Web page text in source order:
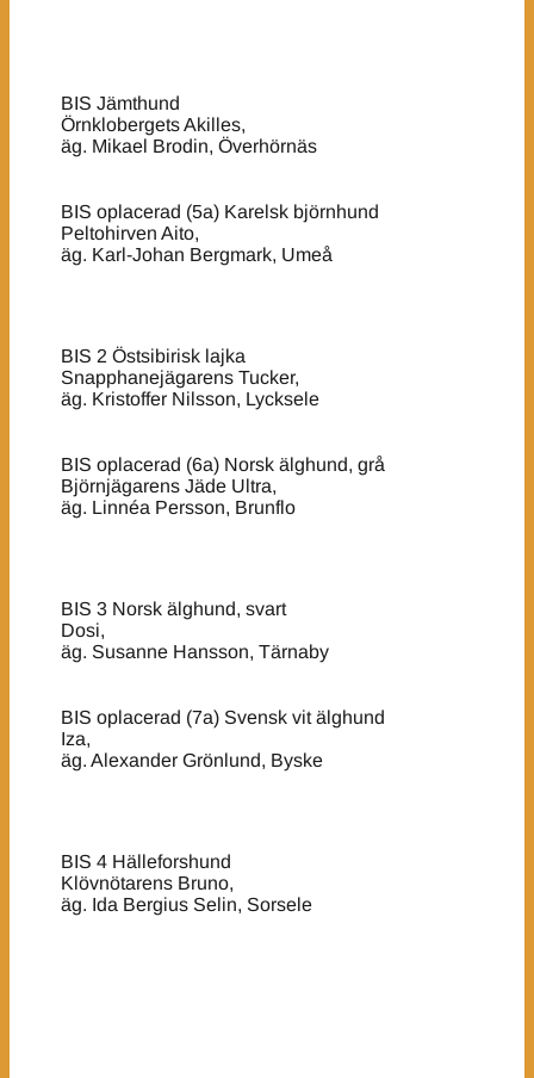
BIS Jämthund
Örnklobergets Akilles,
äg. Mikael Brodin, Överhörnäs
BIS oplacerad (5a) Karelsk björnhund
Peltohirven Aito,
äg. Karl-Johan Bergmark, Umeå
BIS 2 Östsibirisk lajka
Snapphanejägarens Tucker,
äg. Kristoffer Nilsson, Lycksele
BIS oplacerad (6a) Norsk älghund, grå
Björnjägarens Jäde Ultra,
äg. Linnéa Persson, Brunflo
BIS 3 Norsk älghund, svart
Dosi,
äg. Susanne Hansson, Tärnaby
BIS oplacerad (7a) Svensk vit älghund
Iza,
äg. Alexander Grönlund, Byske
BIS 4 Hälleforshund
Klövnötarens Bruno,
äg. Ida Bergius Selin, Sorsele